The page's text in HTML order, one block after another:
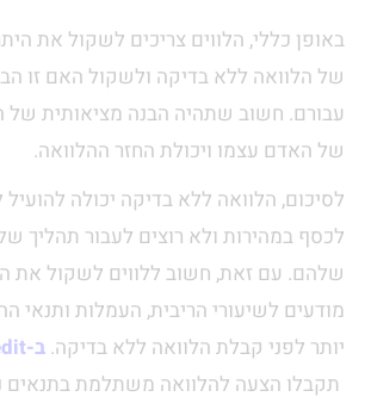
באופן כללי, הלווים צריכים לשקול את
של הלוואה ללא בדיקה ולשקול האם זו
עבורם. חשוב שתהיה הבנה מציאותית של
של האדם עצמו ויכולת החזר ההלוואה.
לסיכום, הלוואה ללא בדיקה יכולה להועיל
לכסף במהירות ולא רוצים לעבור תהליך
שלהם. עם זאת, חשוב ללווים לשקול את
מודעים לשיעורי הריבית, העמלות ותנאי
יותר לפני קבלת הלוואה ללא בדיקה.ב-American Credit
תקבלו הצעה להלוואה משתלמת בתנאים